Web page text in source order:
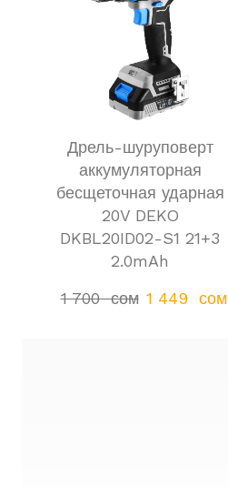
Дрель-шуруповерт
аккумуляторная
бесщеточная ударная
20V DEKO
DKBL20ID02-S1 21+3
2.0mAh
1 700  сом 1 449  сом